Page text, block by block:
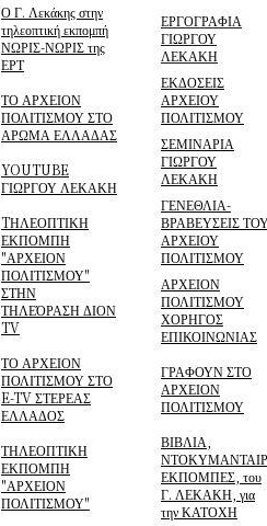
Ο Γ. Λεκάκης στην
τηλεοπτική εκπομπή
ΝΩΡΙΣ-ΝΩΡΙΣ της
ΕΡΤ
ΤΟ ΑΡΧΕΙΟΝ
ΠΟΛΙΤΙΣΜΟΥ ΣΤΟ
ΑΡΩΜΑ ΕΛΛΑΔΑΣ
YOUTUBE
ΓΙΩΡΓΟΥ ΛΕΚΑΚΗ
TΗΛΕΟΠΤΙΚΗ
ΕΚΠΟΜΠΗ
"ΑΡΧΕΙΟΝ
ΠΟΛΙΤΙΣΜΟΥ"
ΣΤΗΝ
ΤΗΛΕΌΡΑΣΗ ΔΙΟΝ
TV
ΤΟ ΑΡΧΕΙΟΝ
ΠΟΛΙΤΙΣΜΟΥ ΣΤΟ
E-TV ΣΤΕΡΕΑΣ
ΕΛΛΑΔΟΣ
ΤΗΛΕΟΠΤΙΚΗ
ΕΚΠΟΜΠΗ
"ΑΡΧΕΙΟΝ
ΠΟΛΙΤΙΣΜΟΥ"
ΕΡΓΟΓΡΑΦΙΑ
ΓΙΩΡΓΟΥ
ΛΕΚΑΚΗ
ΕΚΔΟΣΕΙΣ
ΑΡΧΕΙΟΥ
ΠΟΛΙΤΙΣΜΟΥ
ΣΕΜΙΝΑΡΙΑ
ΓΙΩΡΓΟΥ
ΛΕΚΑΚΗ
ΓΕΝΕΘΛΙΑ-
ΒΡΑΒΕΥΣΕΙΣ
ΑΡΧΕΙΟΥ
ΠΟΛΙΤΙΣΜΟΥ
ΑΡΧΕΙΟΝ
ΠΟΛΙΤΙΣΜΟΥ
ΧΟΡΗΓΟΣ
ΕΠΙΚΟΙΝΩΝΙΑΣ
ΓΡΑΦΟΥΝ ΣΤΟ
ΑΡΧΕΙΟΝ
ΠΟΛΙΤΙΣΜΟΥ
ΒΙΒΛΙΑ,
ΕΚΠΟΜΠΕΣ, του
Γ. ΛΕΚΑΚΗ, για
την ΚΑΤΟΧΗ